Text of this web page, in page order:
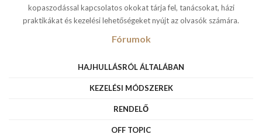
kopaszodással kapcsolatos okokat tárja fel, tanácsokat, házi
praktikákat és kezelési lehetőségeket nyújt az olvasók számára.
Fórumok
HAJHULLÁSRÓL ÁLTALÁBAN
KEZELÉSI MÓDSZEREK
RENDELŐ
OFF TOPIC